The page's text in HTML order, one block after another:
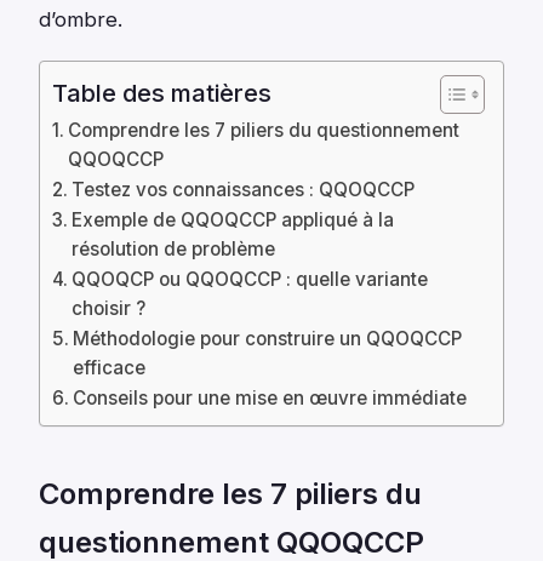
d’ombre.
Table des matières
Comprendre les 7 piliers du questionnement
QQOQCCP
Testez vos connaissances : QQOQCCP
Exemple de QQOQCCP appliqué à la
résolution de problème
QQOQCP ou QQOQCCP : quelle variante
choisir ?
Méthodologie pour construire un QQOQCCP
efficace
Conseils pour une mise en œuvre immédiate
Comprendre les 7 piliers du
questionnement QQOQCCP